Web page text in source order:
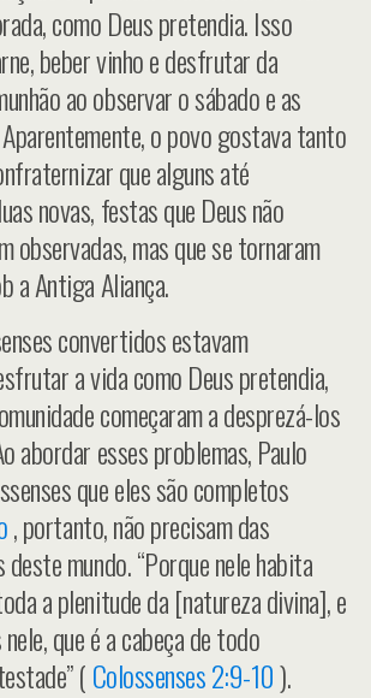
como Deus pretendia. Isso
beber vinho e desfrutar da
ao observar o sábado e as
o povo gostava tanto
que alguns até
novas, festas que Deus não
observadas, mas que se tornaram
a Antiga Aliança.
convertidos estavam
a vida como Deus pretendia,
começaram a desprezá-los
abordar esses problemas, Paulo
que eles são completos
, portanto, não precisam das
mundo. “Porque nele habita
a plenitude da [natureza divina], e
que é a cabeça de todo
(Colossenses 2:9-10).